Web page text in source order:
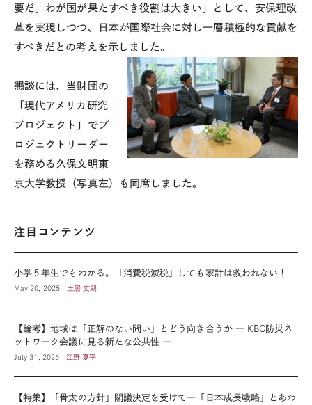
要だ。わが国が果たすべき役割は大きい」として、安保理改
革を実現しつつ、日本が国際社会に対し一層積極的な貢献を
すべきだとの考えを示しました。
懇談には、当財団の
「現代アメリカ研究
プロジェクト」でプ
ロジェクトリーダー
を務める久保文明東
京大学教授（写真左）も同席しました。
注目コンテンツ
小学５年生でもわかる。「消費税減税」しても家計は救われない！
May 20, 2025 土居 丈朗
【論考】地域は「正解のない問い」とどう向き合うか ― KBC防災ネ
ットワーク会議に見る新たな公共性 ―
July 31, 2026 江野 夏平
【特集】「骨太の方針」閣議決定を受けて―「日本成長戦略」とあわ